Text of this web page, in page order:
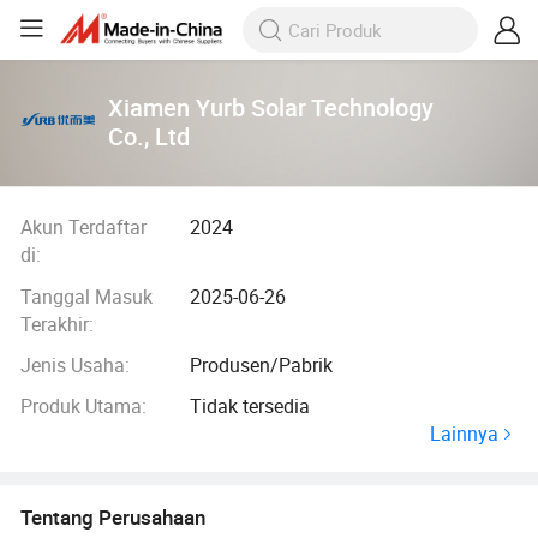
Xiamen Yurb Solar Technology
Co., Ltd
Akun Terdaftar
di:
2024
Tanggal Masuk
Terakhir:
2025-06-26
Jenis Usaha:
Produsen/Pabrik
Produk Utama:
Tidak tersedia
Lainnya
Tentang Perusahaan